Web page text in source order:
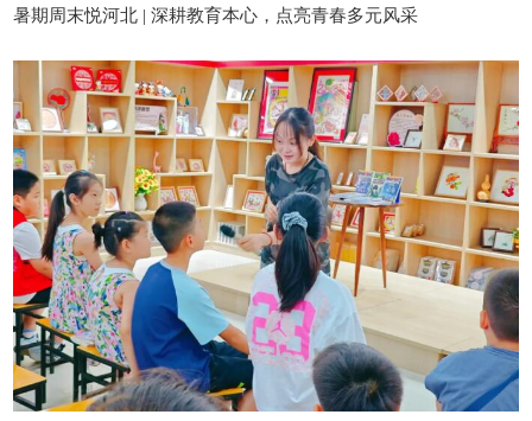
暑期周末悦河北 | 深耕教育本心，点亮青春多元风采